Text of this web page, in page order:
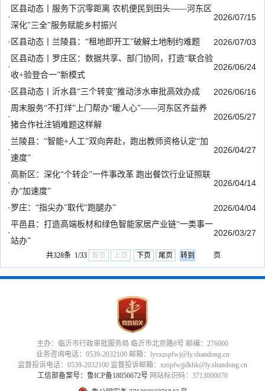
·
区县动态丨服务下沉零距离 农机便民到田头——河东区
深化"三全"服务赋能乡村振兴
2026/07/15
· 区县动态丨兰陵县：“租地即开工”破解土地制约难题 2026/07/03
·
区县动态丨罗庄区：数据共享、部门协同，打造“联合验
收+验登合一”新模式
2026/06/24
· 区县动态丨沂水县“三个转变”推动涉水审批高效办成 2026/06/16
·
周末服务“不打烊”上门帮办“暖人心”——河东区齐益养
猪合作社注销难题这样解
2026/05/27
·
兰陵县：“智能+人工”双向奔赴，跑出教师资格认定“加
速度”
2026/04/27
·
高新区：深化“个转企”一件事改革 跑出餐饮行业证照联
办“加速度”
2026/04/14
· 罗庄：“指尖办”取代“跑腿办” 2026/04/04
·
平邑县：打造高端板材和绿色智能家居产业链“一类事一
站办”
2026/03/27
共328条 1/33 首页 上页 下页 尾页 页
主办：临沂市行政审批服务局 临沂市北京路8号 邮编：276000
业务咨询电话：0539-2032100 邮箱：lysxzspfwj@ly.shandong.cn
监督投诉电话：0539-2032100 监督投诉邮箱：xzspfwjjdkhk@ly.shandong.cn
工信部备案号：鲁ICP备18056672号 网站标识码：3713000070